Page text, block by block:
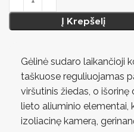
Į Krepšelį
Gėlinė sudaro laikančioji
taškuose reguliuojamas
viršutinis žiedas, o
lieto aliuminio elementai,
izoliacinę kamerą,